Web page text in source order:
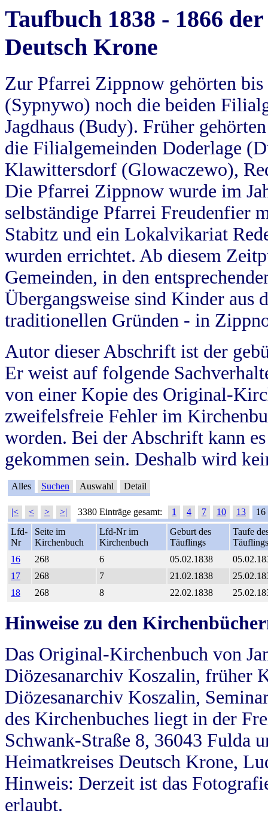
Taufbuch 1838 - 1866
Deutsch Krone
Zur Pfarrei Zippnow gehörten
(Sypnywo) noch die beiden
Jagdhaus (Budy). Früher
die Filialgemeinden Doderlage
Klawittersdorf (Glowaczewo),
Die Pfarrei Zippnow wurde im
selbständige Pfarrei Freudenfier
Stabitz und ein Lokalvikariat
wurden errichtet. Ab diesem
Gemeinden, in den
Übergangsweise sind Kinder aus
traditionellen Gründen - in
Autor dieser Abschrift ist der
Er weist auf folgende
von einer Kopie des Original-
zweifelsfreie Fehler im
worden. Bei der Abschrift kann
gekommen sein. Deshalb wird
Alles Suchen Auswahl Detail
|< < > >| 3380 Einträge gesamt: 1 4 7 10 13
16
Lfd-
Nr
Seite im
Kirchenbuch
Lfd-Nr im
Kirchenbuch
Geburt des
Täuflings
Taufe
Täuflings
16
268 6 05.02.1838
17
268 7 21.02.1838
18
268 8 22.02.1838
Hinweise zu den
Das Original-Kirchenbuch von
Diözesanarchiv Koszalin, früher
Diözesanarchiv Koszalin,
des Kirchenbuches liegt in der
Schwank-Straße 8, 36043 Fulda
Heimatkreises Deutsch Krone,
Hinweis: Derzeit ist das
erlaubt.